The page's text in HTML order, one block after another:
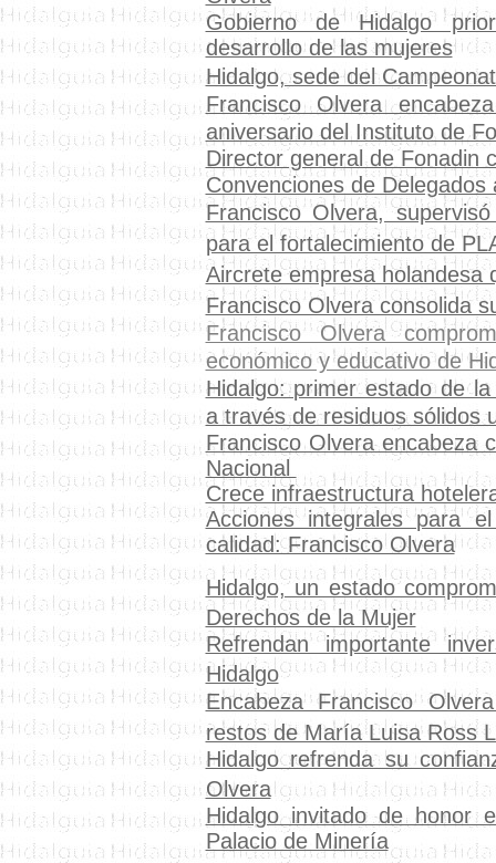
Gobierno de Hidalgo
desarrollo de las mujeres
Hidalgo, sede del
Francisco Olvera
aniversario del Instituto de
Director general de Fonadin
Convenciones de
Francisco Olvera,
para el fortalecimiento de
Aircrete empresa holandesa
Francisco Olvera consolida
Francisco Olvera
económico y educativo de
Hidalgo: primer estado de
a través de residuos sólidos
Francisco Olvera encabeza
Nacional
Crece infraestructura
Acciones integrales para
calidad: Francisco Olvera
Hidalgo, un estado
Derechos de la Mujer
Refrendan importante
Hidalgo
Encabeza Francisco
restos de María Luisa Ross
Hidalgo refrenda su
Olvera
Hidalgo invitado de honor
Palacio de Minería